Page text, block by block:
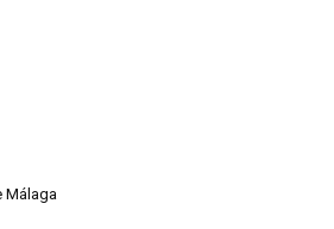
Málaga